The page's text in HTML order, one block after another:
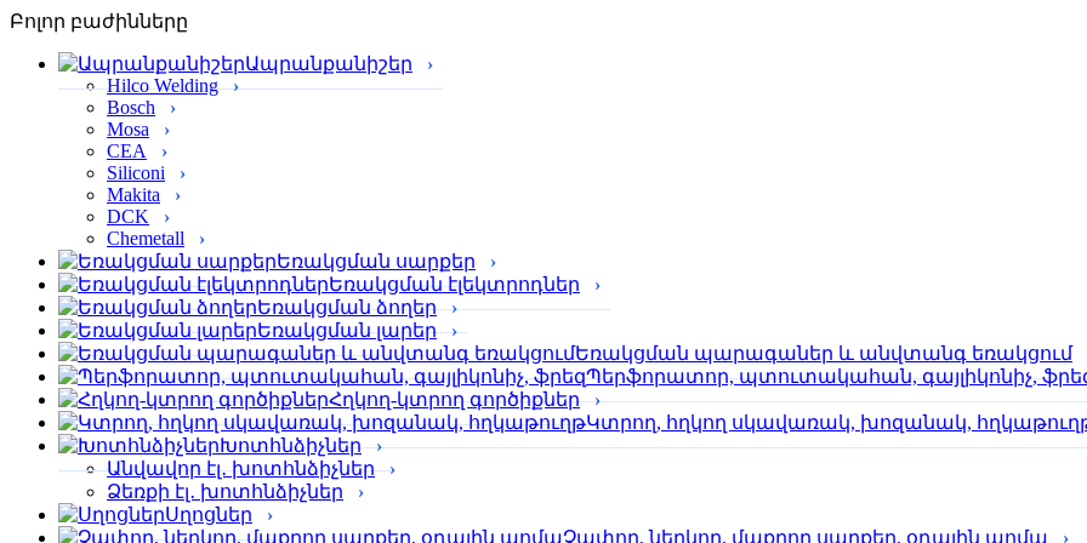
Բոլոր բաժինները
Ապրանքանիշեր
Hilco Welding
Bosch
Mosa
CEA
Siliconi
Makita
DCK
Chemetall
Եռակցման սարքեր
Եռակցման էլեկտրոդներ
Եռակցման ձողեր
Եռակցման լարեր
Եռակցման պարագաներ և անվտանգ եռակցում
Պերֆորա­տոր, պտուտակահան, գայլիկոնիչ,
Հղկող-կտրող գործիքներ
Կտրող, հղկող սկավառակ, խոզանակ,
Խոտհնձիչներ
Անվավոր էլ․ խոտհնձիչներ
Ձեռքի էլ․ խոտհնձիչներ
Սղոցներ
Չափող, ներկող, մաքրող սարքեր, օդային պոմպ